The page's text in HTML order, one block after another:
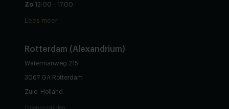
Zo 12:00 - 17:00
Lees meer
Rotterdam (Alexandrium)
Watermanweg 215
3067 GA Rotterdam
Zuid-Holland
Openingstijden